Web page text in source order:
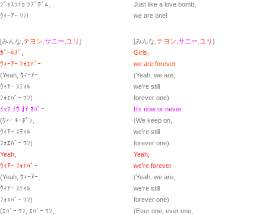
ｼﾞｬｽﾗｲｶ ﾗﾌﾞﾎﾞﾑ,
ｳｨｰｱｰ ﾜﾝ!
[みんな, テヨン サニー ユリ ]
ｶﾞｰﾙｽﾞ,
ｳｨｰｱｰ ﾌｫｴﾊﾞｰ
(Yeah, ｳｨｰｱｰ,
ｳｨｱｰ ｽﾃｨﾙ
ﾌｫｴﾊﾞｰ ﾜﾝ)
ｲｯﾂ ﾅｳ ｵｱ ﾈﾊﾞｰ
(ｳｨｰ ｷｰﾎﾟﾝ,
ｳｨｱｰ ｽﾃｨﾙ
ﾌｫｴﾊﾞｰ ﾜﾝ)
Yeah,
ｳｨｱｰ ﾌｫｴﾊﾞｰ
(Yeah, ｳｨｰｱｰ,
ｳｨｱｰ ｽﾃｨﾙ
ﾌｫｴﾊﾞｰ ﾜﾝ)
(ｴﾊﾞｰ ﾜﾝ, ｴﾊﾞｰ ﾜﾝ,
Just like a love bomb,
we are one!
[みんな, テヨン サニー ユリ ]
Girls,
we are forever
(Yeah, we are,
we’re still
forever one)
It’s now or never
(We keep on,
we’re still
forever one)
Yeah,
we’re forever
(Yeah, wе are,
we’re still
forеver one)
(Ever one, ever one,